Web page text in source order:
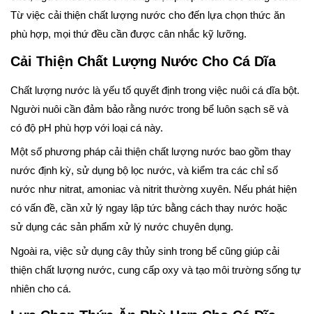
Từ việc cải thiện chất lượng nước cho đến lựa chọn thức ăn
phù hợp, mọi thứ đều cần được cân nhắc kỹ lưỡng.
Cải Thiện Chất Lượng Nước Cho Cá Dĩa
Chất lượng nước là yếu tố quyết định trong việc nuôi cá dĩa bột.
Người nuôi cần đảm bảo rằng nước trong bể luôn sạch sẽ và
có độ pH phù hợp với loại cá này.
Một số phương pháp cải thiện chất lượng nước bao gồm thay
nước định kỳ, sử dụng bộ lọc nước, và kiểm tra các chỉ số
nước như nitrat, amoniac và nitrit thường xuyên. Nếu phát hiện
có vấn đề, cần xử lý ngay lập tức bằng cách thay nước hoặc
sử dụng các sản phẩm xử lý nước chuyên dụng.
Ngoài ra, việc sử dụng cây thủy sinh trong bể cũng giúp cải
thiện chất lượng nước, cung cấp oxy và tạo môi trường sống tự
nhiên cho cá.